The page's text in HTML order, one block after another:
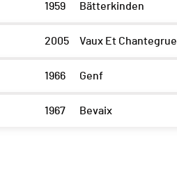
1959 Bätterkinden
2005 Vaux Et Chantegrue
1966 Genf
1967 Bevaix